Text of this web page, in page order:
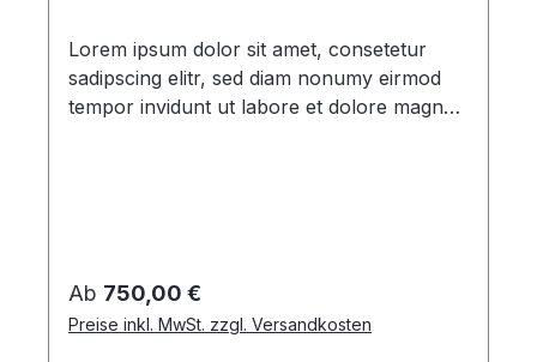
Lorem ipsum dolor sit amet, consetetur
sadipscing elitr, sed diam nonumy eirmod
tempor invidunt ut labore et dolore magna
consetetur sadipscing elitr, sed diam
nonumy eirmod tempor invidunt ut labore
et dolore magna aliquyam erat, sed diam
Regulärer Preis:
Ab 750,00 €
Preise inkl. MwSt. zzgl. Versandkosten